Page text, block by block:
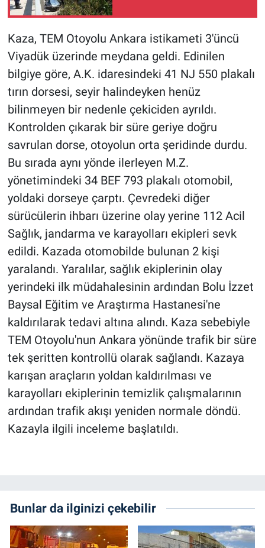
Kaza, TEM Otoyolu Ankara istikameti 3'üncü
Viyadük üzerinde meydana geldi. Edinilen
bilgiye göre, A.K. idaresindeki 41 NJ 550 plakalı
tırın dorsesi, seyir halindeyken henüz
bilinmeyen bir nedenle çekiciden ayrıldı.
Kontrolden çıkarak bir süre geriye doğru
savrulan dorse, otoyolun orta şeridinde durdu.
Bu sırada aynı yönde ilerleyen M.Z.
yönetimindeki 34 BEF 793 plakalı otomobil,
yoldaki dorseye çarptı. Çevredeki diğer
sürücülerin ihbarı üzerine olay yerine 112 Acil
Sağlık, jandarma ve karayolları ekipleri sevk
edildi. Kazada otomobilde bulunan 2 kişi
yaralandı. Yaralılar, sağlık ekiplerinin olay
yerindeki ilk müdahalesinin ardından Bolu İzzet
Baysal Eğitim ve Araştırma Hastanesi'ne
kaldırılarak tedavi altına alındı. Kaza sebebiyle
TEM Otoyolu'nun Ankara yönünde trafik bir süre
tek şeritten kontrollü olarak sağlandı. Kazaya
karışan araçların yoldan kaldırılması ve
karayolları ekiplerinin temizlik çalışmalarının
ardından trafik akışı yeniden normale döndü.
Kazayla ilgili inceleme başlatıldı.
Bunlar da ilginizi çekebilir